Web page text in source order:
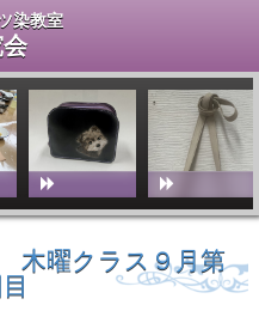
染教室
木曜クラス９月第